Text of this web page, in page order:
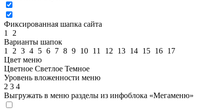
Фиксированная шапка сайта
1
2
Варианты шапок
1
2 3 4 5 6 7 8 9 10 11 12 13 14 15 16 17
Цвет меню
Цветное Светлое Темное
Уровень вложенности меню
2 3 4
Выгружать в меню разделы из инфоблока «Мегаменю»